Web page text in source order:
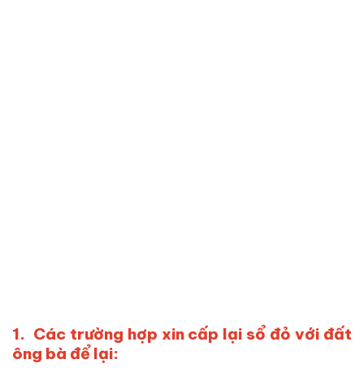
1. Các trường hợp xin cấp lại sổ đỏ với đất
ông bà để lại: